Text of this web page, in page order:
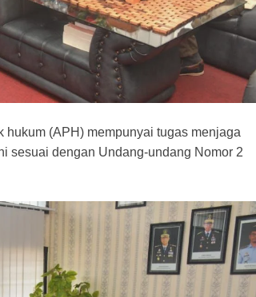
(APH) mempunyai tugas menjaga
sesuai dengan Undang-undang Nomor 2